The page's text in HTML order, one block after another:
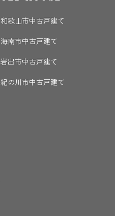
和歌山市中古戸建て
海南市中古戸建て
岩出市中古戸建て
紀の川市中古戸建て